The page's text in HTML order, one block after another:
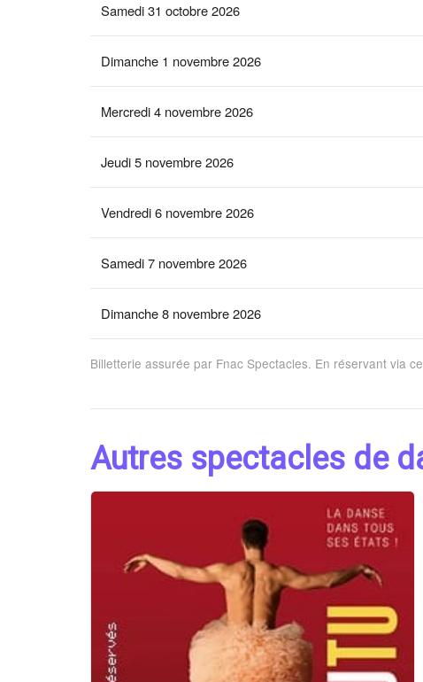
Samedi 31 octobre 2026
Dimanche 1 novembre 2026
Mercredi 4 novembre 2026
Jeudi 5 novembre 2026
Vendredi 6 novembre 2026
Samedi 7 novembre 2026
Dimanche 8 novembre 2026
Billetterie assurée par Fnac Spectacles. En réservant via
Autres spectacles de